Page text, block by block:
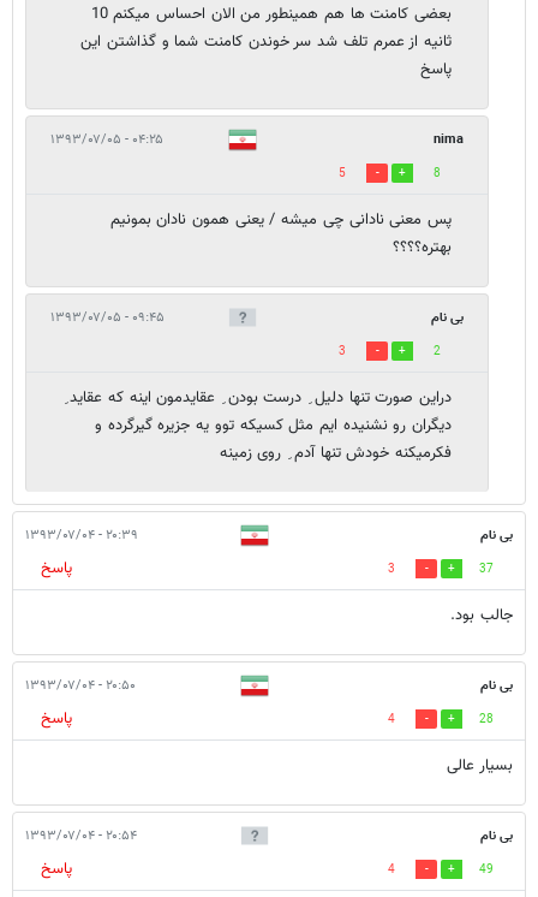
بعضی کامنت ها هم همینطور من الان احساس میکنم 10
ثانیه از عمرم تلف شد سر خوندن کامنت شما و گذاشتن این
پاسخ
nima ۰۴:۲۵ - ۱۳۹۳/۰۷/۰۵
8
5
پس معنی نادانی چی میشه / یعنی همون نادان بمونیم
بهتره؟؟؟؟
بی نام ۰۹:۴۵ - ۱۳۹۳/۰۷/۰۵
2
3
دراین صورت تنها دلیل ِ درست بودن ِ عقایدمون اینه که عقاید ِ
دیگران رو نشنیده ایم مثل کسیکه توو یه جزیره گیرگرده و
فکرمیکنه خودش تنها آدم ِ روی زمینه
بی نام ۲۰:۳۹ - ۱۳۹۳/۰۷/۰۴
37
3
پاسخ
جالب بود.
بی نام ۲۰:۵۰ - ۱۳۹۳/۰۷/۰۴
28
4
پاسخ
بسیار عالی
بی نام ۲۰:۵۴ - ۱۳۹۳/۰۷/۰۴
49
4 پاسخ